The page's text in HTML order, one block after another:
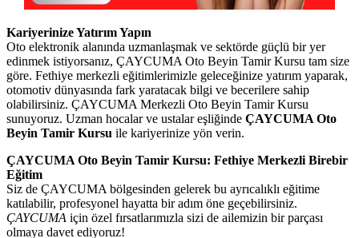
Kariyerinize Yatırım Yapın
Oto elektronik alanında uzmanlaşmak ve sektörde güçlü bir yer
edinmek istiyorsanız, ÇAYCUMA Oto Beyin Tamir Kursu tam size
göre. Fethiye merkezli eğitimlerimizle geleceğinize yatırım yaparak,
otomotiv dünyasında fark yaratacak bilgi ve becerilere sahip
olabilirsiniz. ÇAYCUMA Merkezli Oto Beyin Tamir Kursu
sunuyoruz. Uzman hocalar ve ustalar eşliğinde ÇAYCUMA Oto
Beyin Tamir Kursu ile kariyerinize yön verin.
ÇAYCUMA Oto Beyin Tamir Kursu: Fethiye Merkezli Birebir
Eğitim
Siz de ÇAYCUMA bölgesinden gelerek bu ayrıcalıklı eğitime
katılabilir, profesyonel hayatta bir adım öne geçebilirsiniz.
ÇAYCUMA için özel fırsatlarımızla sizi de ailemizin bir parçası
olmaya davet ediyoruz!